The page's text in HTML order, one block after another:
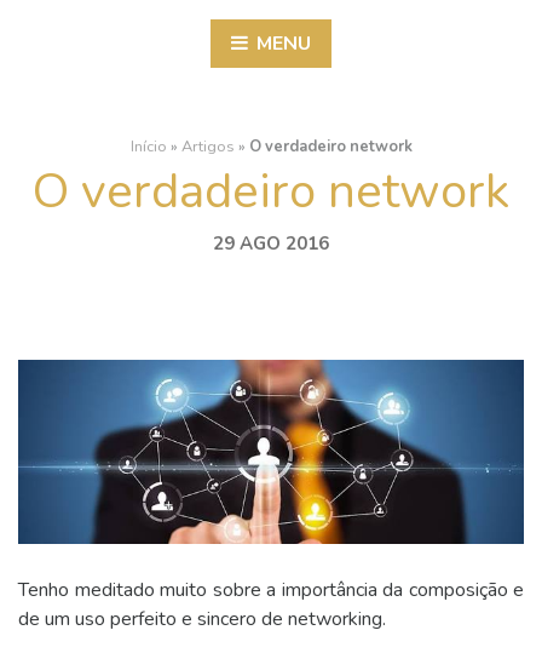
MENU
Início » Artigos » O verdadeiro network
O verdadeiro network
29 AGO 2016
Tenho meditado muito sobre a importância da composição e
de um uso perfeito e sincero de networking.